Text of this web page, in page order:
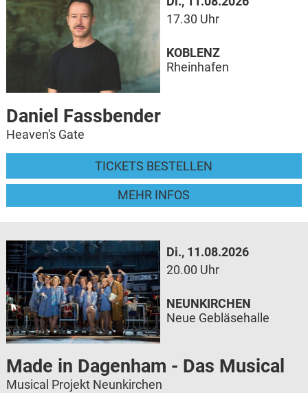
17.30 Uhr
Daniel Fassbender
Heaven's Gate
TICKETS BESTELLEN
MEHR INFOS
KOBLENZ
Rheinhafen
Di., 11.08.2026
20.00 Uhr
Made in Dagenham - Das Musical
Musical Projekt Neunkirchen
NEUNKIRCHEN
Neue Gebläsehalle